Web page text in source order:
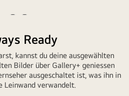
Ready
kannst du deine ausgewählten
Bilder über Gallery+ geniessen
ausgeschaltet ist, was ihn in
Leinwand verwandelt.
abspielen
anhalten